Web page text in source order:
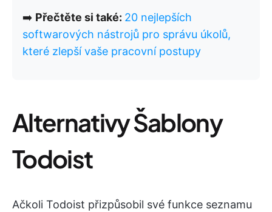
➡️ Přečtěte si také: 20 nejlepších
softwarových nástrojů pro správu úkolů,
které zlepší vaše pracovní postupy
Alternativy Šablony
Todoist
Ačkoli Todoist přizpůsobil své funkce seznamu